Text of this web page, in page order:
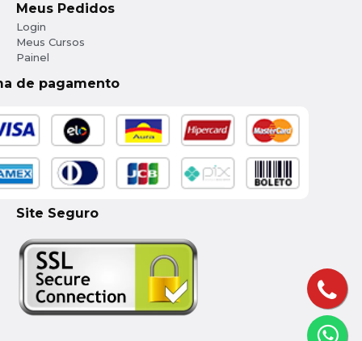
Meus Pedidos
Login
Meus Cursos
Painel
de pagamento
Site Seguro